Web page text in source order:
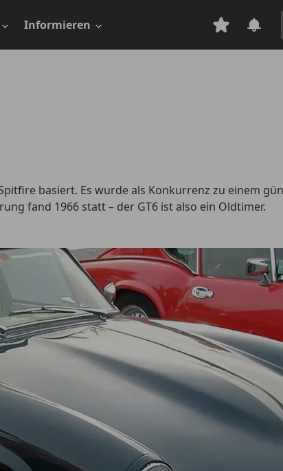
Informieren
basiert. Es wurde als Konkurrenz zu einem
fand 1966 statt – der GT6 ist also ein Oldtimer.